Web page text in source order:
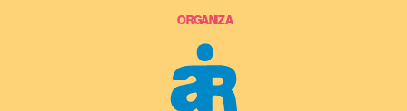
ORGANIZA